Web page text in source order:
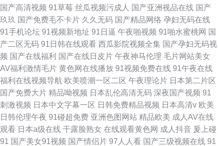
国产高清视频 91草莓 丝瓜视频污成人 国产亚洲视品在线 国产
玖玖 国产免费毛不卡片 久久无码 国产精品网络 孕妇无码在线
91手机论坛 91视频新地址 91日逼 午夜啪视频 91啪水蜜桃网 国
产二区无码 91日韩在线观看 西瓜影院视频全集 国产孕妇无码视
频 国产在线福利 国产在线日皮片 午夜神马伦理 毛片网站美女
AV福利激情毛片 黄色网在线播放 91视频免费在线 91午夜在线
福利在线视频导航 欧美喷潮一区二区 午夜理论片 日本第二片区
国产免费大片 精品呦视频 日本乱伦高清无码 深夜国产视频 91
刺激视频 日本中文字幕一区 日韩免费精品视频 日本高清v 欧美
日韩伦理午夜 91碰超免费 亚洲色图网站 精品欧美 成人AV在线
观看 日本a级在线 干露脸熟女 在线观看黄色网 成人抖音 爰上碰
91 国产美女91视频 国产情侣片 97人人看 国产三级视频在线 91